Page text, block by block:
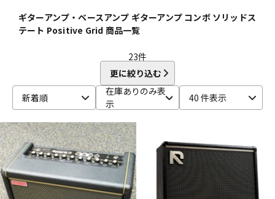
ベース ウクレレ
ドラム パーカッション
キーボード 電子ピアノ
ギターアンプ・ベースアンプ ギターアンプ コンボ ソリッドス
テート Positive Grid 商品一覧
23件
更に絞り込む
新着順
在庫ありのみ表
示
40 件表示